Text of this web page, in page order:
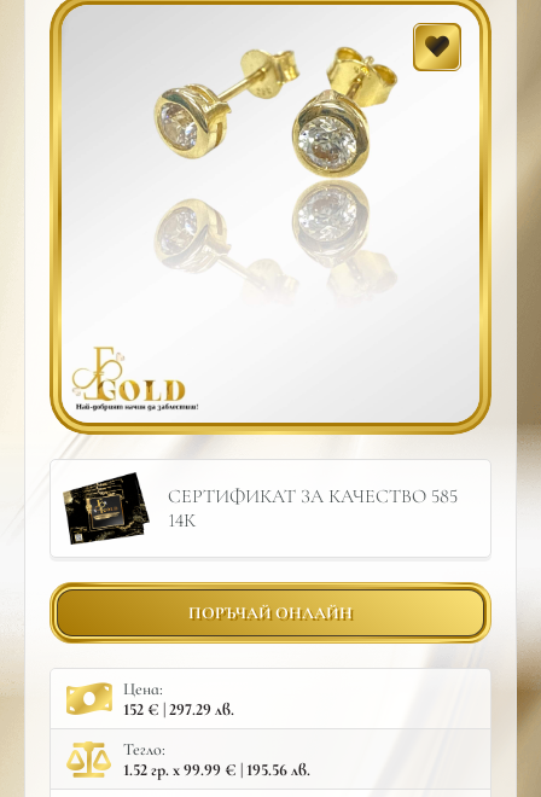
СЕРТИФИКАТ ЗА КАЧЕСТВО 585
14К
ПОРЪЧАЙ ОНЛАЙН
Цена:
152 € | 297.29 лв.
Тегло:
1.52 гр. x 99.99 € | 195.56 лв.